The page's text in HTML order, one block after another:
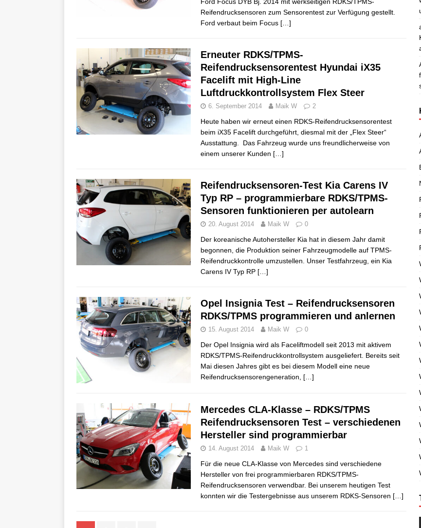
Reifendrucksensoren zum Sensorentest zur Verfügung gestellt.
Ford verbaut beim Focus […]
Erneuter RDKS/TPMS-
Reifendrucksensorentest Hyundai iX35
Facelift mit High-Line
Luftdruckkontrollsystem Flex Steer
6. September 2014 Maik W 2
Heute haben wir erneut einen RDKS-Reifendrucksensorentest
beim iX35 Facelift durchgeführt, diesmal mit der „Flex Steer“
Ausstattung. Das Fahrzeug wurde uns freundlicherweise von
einem unserer Kunden […]
Reifendrucksensoren-Test Kia Carens IV
Typ RP – programmierbare RDKS/TPMS-
Sensoren funktionieren per autolearn
20. August 2014 Maik W 0
Der koreanische Autohersteller Kia hat in diesem Jahr damit
begonnen, die Produktion seiner Fahrzeugmodelle auf TPMS-
Reifendruckkontrolle umzustellen. Unser Testfahrzeug, ein Kia
Carens IV Typ RP […]
Opel Insignia Test – Reifendrucksensoren
RDKS/TPMS programmieren und anlernen
15. August 2014 Maik W 0
Der Opel Insignia wird als Faceliftmodell seit 2013 mit aktivem
RDKS/TPMS-Reifendruckkontrollsystem ausgeliefert. Bereits seit
Mai diesen Jahres gibt es bei diesem Modell eine neue
Reifendrucksensorengeneration, […]
Mercedes CLA-Klasse – RDKS/TPMS
Reifendrucksensoren Test – verschiedenen
Hersteller sind programmierbar
14. August 2014 Maik W 1
Für die neue CLA-Klasse von Mercedes sind verschiedene
Hersteller von frei programmierbaren RDKS/TPMS-
Reifendrucksensoren verwendbar. Bei unserem heutigen Test
konnten wir die Testergebnisse aus unserem RDKS-Sensoren […]